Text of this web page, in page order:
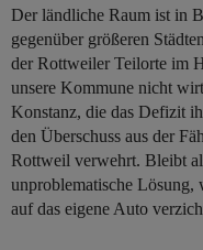
Der ländliche Raum ist in
gegenüber größeren
der Rottweiler Teilorte im
unsere Kommune nicht
Konstanz, die das Defizit
den Überschuss aus der
Rottweil verwehrt. Bleibt
unproblematische Lösung,
auf das eigene Auto